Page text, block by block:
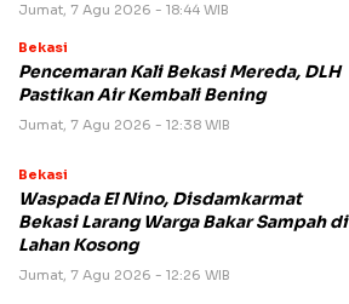
Jumat, 7 Agu 2026 - 18:44 WIB
Bekasi
Pencemaran Kali Bekasi Mereda, DLH
Pastikan Air Kembali Bening
Jumat, 7 Agu 2026 - 12:38 WIB
Bekasi
Waspada El Nino, Disdamkarmat
Bekasi Larang Warga Bakar Sampah di
Lahan Kosong
Jumat, 7 Agu 2026 - 12:26 WIB